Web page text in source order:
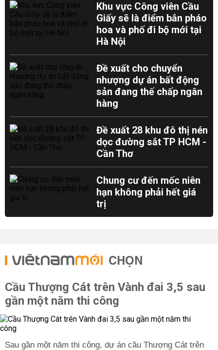
Khu vực Công viên Cầu
Giấy sẽ là điểm bắn pháo
hoa và phố đi bộ mới tại
Hà Nội
Đề xuất cho chuyển
nhượng dự án bất động
sản đang thế chấp ngân
hàng
Đề xuất 28 khu đô thị nén
dọc đường sắt TP HCM -
Cần Thơ
Chung cư đến mốc niên
hạn không phải hết giá
trị
CHỌN
Cầu Thượng Cát trên Vành đai 3,5 sau
gần một năm thi công
Sau gần một năm thi công, dự án cầu Thượng Cát trên